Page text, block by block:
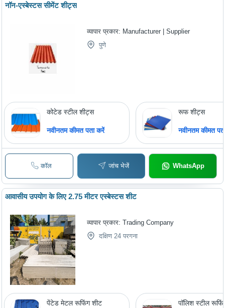
नॉन-एस्बेस्टस सीमेंट शीट्स
व्यापार प्रकार: Manufacturer | Supplier
पुणे
कोटेड स्टील शीट्स
नवीनतम कीमत पता करें
रूफ शीट्स
नवीनतम कीमत
कॉल जांच भेजें WhatsApp
आवासीय उपयोग के लिए 2.75 मीटर एस्बेस्टस शीट
व्यापार प्रकार:Trading Company
दक्षिण 24 परगना
पेंटेड मेटल रूफिंग शीट पॉलिश स्टील